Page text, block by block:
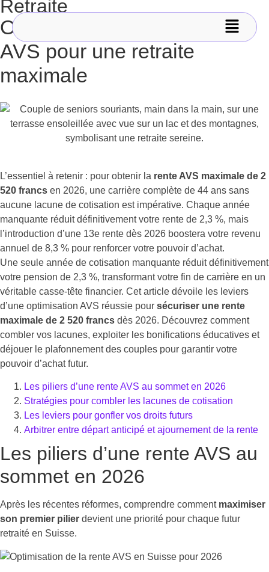
Retraite
Optimisation de votre rente
AVS pour une retraite
maximale
L’essentiel à retenir : pour obtenir la rente AVS maximale de 2
520 francs en 2026, une carrière complète de 44 ans sans
aucune lacune de cotisation est impérative. Chaque année
manquante réduit définitivement votre rente de 2,3 %, mais
l’introduction d’une 13e rente dès 2026 boostera votre revenu
annuel de 8,3 % pour renforcer votre pouvoir d’achat.
Une seule année de cotisation manquante réduit définitivement
votre pension de 2,3 %, transformant votre fin de carrière en un
véritable casse-tête financier. Cet article dévoile les leviers
d’une optimisation AVS réussie pour sécuriser une rente
maximale de 2 520 francs dès 2026. Découvrez comment
combler vos lacunes, exploiter les bonifications éducatives et
déjouer le plafonnement des couples pour garantir votre
pouvoir d’achat futur.
Les piliers d’une rente AVS au sommet en 2026
Stratégies pour combler les lacunes de cotisation
Les leviers pour gonfler vos droits futurs
Arbitrer entre départ anticipé et ajournement de la rente
Les piliers d’une rente AVS au
sommet en 2026
Après les récentes réformes, comprendre comment maximiser
son premier pilier devient une priorité pour chaque futur
retraité en Suisse.